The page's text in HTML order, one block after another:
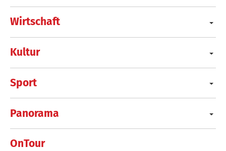
Wirtschaft
Kultur
Sport
Panorama
OnTour